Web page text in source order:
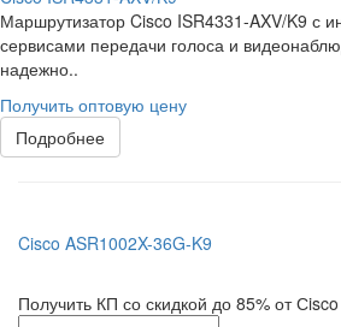
Маршрутизатор Cisco ISR4331-AXV/K9 с
сервисами передачи голоса и
надежно..
Получить оптовую цену
Подробнее
Cisco ASR1002X-36G-K9
Получить КП со скидкой до 85% от